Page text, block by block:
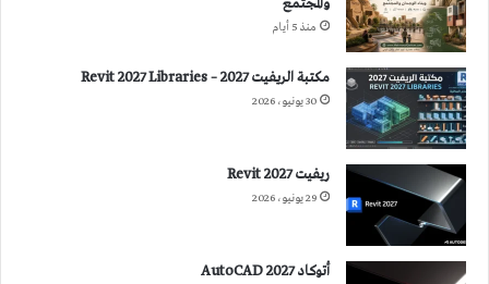
والمجتمع
منذ 5 أيام
مكتبة الريفيت 2027 – Revit 2027 Libraries
30 يونيو، 2026
ريفيت 2027 Revit
29 يونيو، 2026
أتوكاد 2027 AutoCAD